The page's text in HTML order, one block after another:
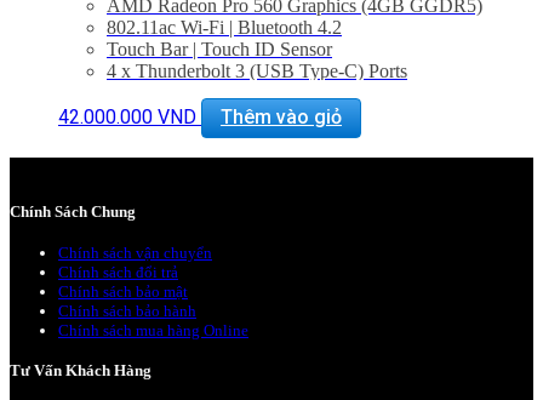
AMD Radeon Pro 560 Graphics (4GB GGDR5)
802.11ac Wi-Fi | Bluetooth 4.2
Touch Bar | Touch ID Sensor
4 x Thunderbolt 3 (USB Type-C) Ports
Force Touch Trackpad
macOS Sierra
BẢO HÀNH 1 NĂM.
42.000.000 VND Thêm vào giỏ
Chính Sách Chung
Chính sách vận chuyển
Chính sách đổi trả
Chính sách bảo mật
Chính sách bảo hành
Chính sách mua hàng Online
Tư Vấn Khách Hàng